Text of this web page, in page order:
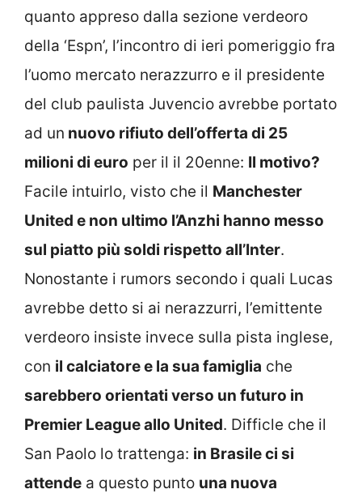
quanto appreso dalla sezione verdeoro
della ‘Espn’, l’incontro di ieri pomeriggio fra
l’uomo mercato nerazzurro e il presidente
del club paulista Juvencio avrebbe portato
ad un nuovo rifiuto dell’offerta di 25
milioni di euro per il il 20enne: Il motivo?
Facile intuirlo, visto che il Manchester
United e non ultimo l’Anzhi hanno messo
sul piatto più soldi rispetto all’Inter.
Nonostante i rumors secondo i quali Lucas
avrebbe detto si ai nerazzurri, l’emittente
verdeoro insiste invece sulla pista inglese,
con il calciatore e la sua famiglia che
sarebbero orientati verso un futuro in
Premier League allo United. Difficle che il
San Paolo lo trattenga: in Brasile ci si
attende a questo punto una nuova